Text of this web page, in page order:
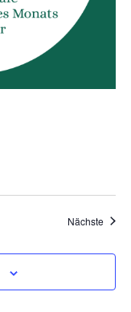
Nächste